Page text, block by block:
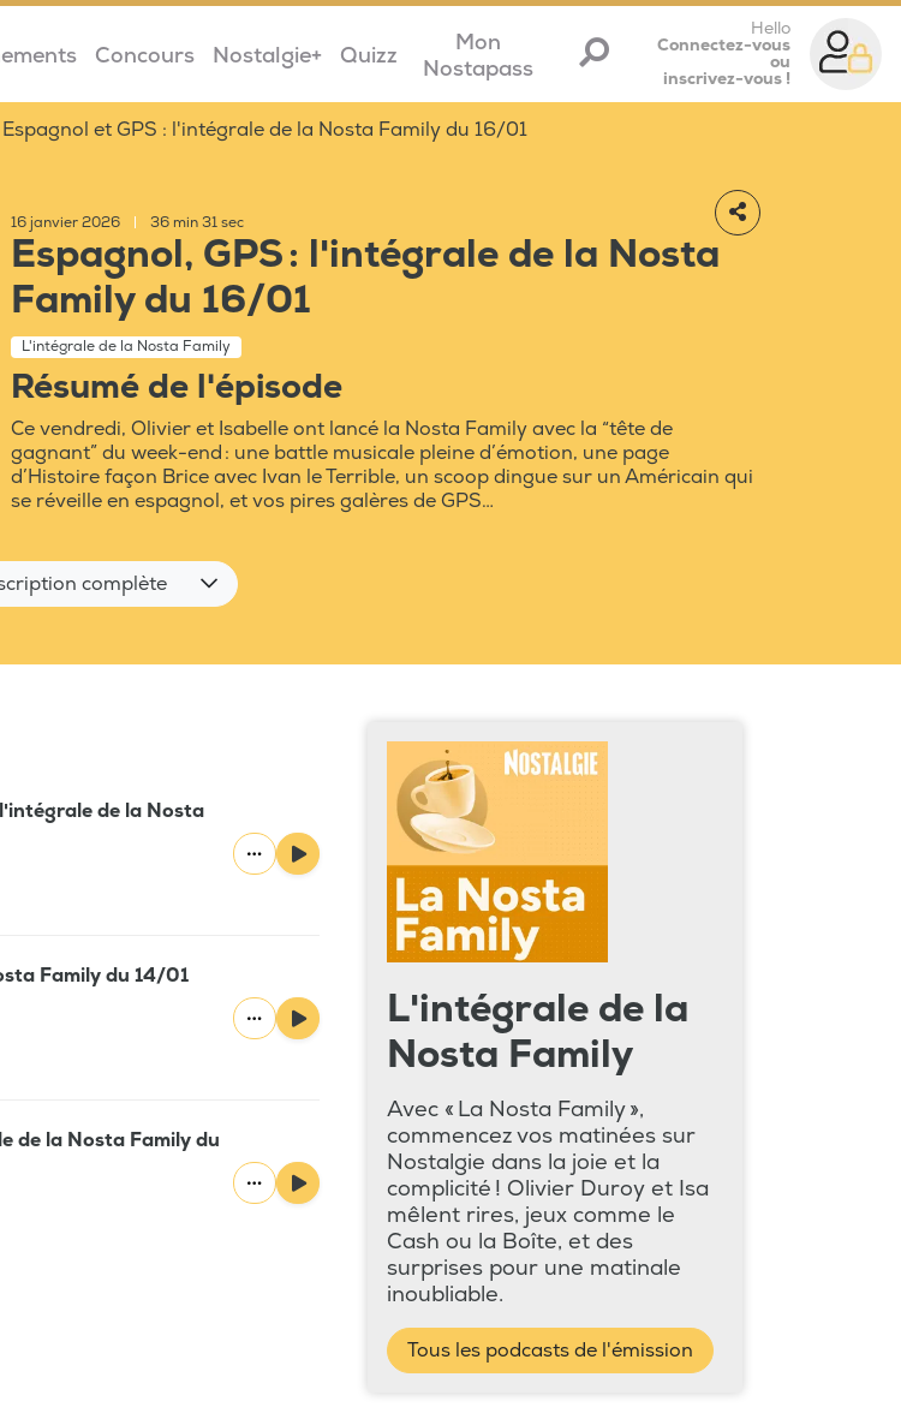
Concours Nostalgie+ Quizz
Mon
Nostapass
Hello
Connectez-vous
ou
inscrivez-vous !
Espagnol et GPS : l'intégrale de la Nosta Family du 16/01
16 janvier 2026 36 min 31 sec
Espagnol, GPS : l'intégrale de la Nosta
Family du 16/01
L'intégrale de la Nosta Family
Résumé de l'épisode
Ce vendredi, Olivier et Isabelle ont lancé la Nosta Family avec la “tête de
gagnant” du week-end : une battle musicale pleine d’émotion, une page
d’Histoire façon Brice avec Ivan le Terrible, un scoop dingue sur un Américain qui
se réveille en espagnol, et vos pires galères de GPS…
complète
de la Nosta
Family du 14/01
de la Nosta Family du
L'intégrale de la
Nosta Family
Avec « La Nosta Family »,
commencez vos matinées sur
Nostalgie dans la joie et la
complicité ! Olivier Duroy et Isa
mêlent rires, jeux comme le
Cash ou la Boîte, et des
surprises pour une matinale
inoubliable.
Tous les podcasts de l'émission